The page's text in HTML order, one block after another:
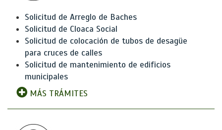
Solicitud de Arreglo de Baches
Solicitud de Cloaca Social
Solicitud de colocación de tubos de desagüe
para cruces de calles
Solicitud de mantenimiento de edificios
municipales
MÁS TRÁMITES